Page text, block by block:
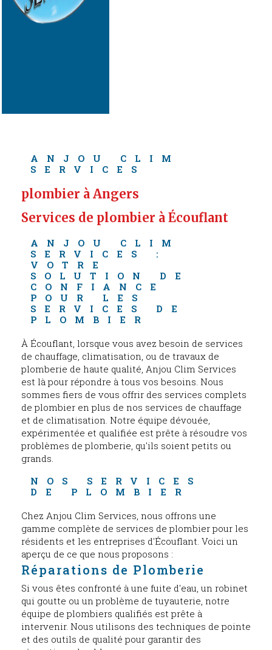
ANJOU CLIM
SERVICES
plombier à Angers
Services de plombier à Écouflant
ANJOU CLIM
SERVICES :
VOTRE
SOLUTION DE
CONFIANCE
POUR LES
SERVICES DE
PLOMBIER
À Écouflant, lorsque vous avez besoin de services
de chauffage, climatisation, ou de travaux de
plomberie de haute qualité, Anjou Clim Services
est là pour répondre à tous vos besoins. Nous
sommes fiers de vous offrir des services complets
de plombier en plus de nos services de chauffage
et de climatisation. Notre équipe dévouée,
expérimentée et qualifiée est prête à résoudre vos
problèmes de plomberie, qu'ils soient petits ou
grands.
NOS SERVICES
DE PLOMBIER
Chez Anjou Clim Services, nous offrons une
gamme complète de services de plombier pour les
résidents et les entreprises d'Écouflant. Voici un
aperçu de ce que nous proposons :
Réparations de Plomberie
Si vous êtes confronté à une fuite d'eau, un robinet
qui goutte ou un problème de tuyauterie, notre
équipe de plombiers qualifiés est prête à
intervenir. Nous utilisons des techniques de pointe
et des outils de qualité pour garantir des